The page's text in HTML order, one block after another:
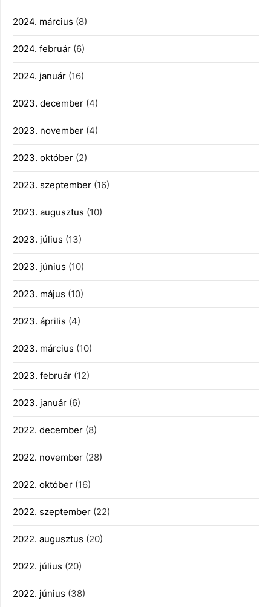
2024. március (8)
2024. február (6)
2024. január (16)
2023. december (4)
2023. november (4)
2023. október (2)
2023. szeptember (16)
2023. augusztus (10)
2023. július (13)
2023. június (10)
2023. május (10)
2023. április (4)
2023. március (10)
2023. február (12)
2023. január (6)
2022. december (8)
2022. november (28)
2022. október (16)
2022. szeptember (22)
2022. augusztus (20)
2022. július (20)
2022. június (38)